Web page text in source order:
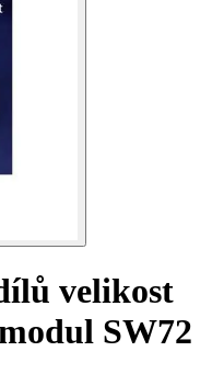
velikost
SW72